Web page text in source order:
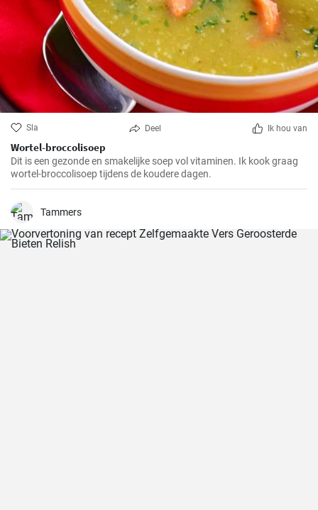
Sla Deel Ik hou van
Wortel-broccolisoep
Dit is een gezonde en smakelijke soep vol vitaminen. Ik kook graag
wortel-broccolisoep tijdens de koudere dagen.
Tammers